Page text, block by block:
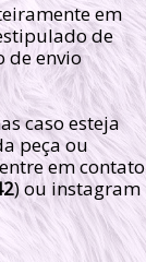
em
de
de envio
caso esteja
peça ou
em contato
) ou instagram